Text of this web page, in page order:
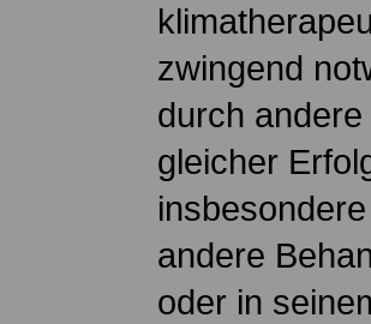
zwingend
durch
gleicher
andere
oder in